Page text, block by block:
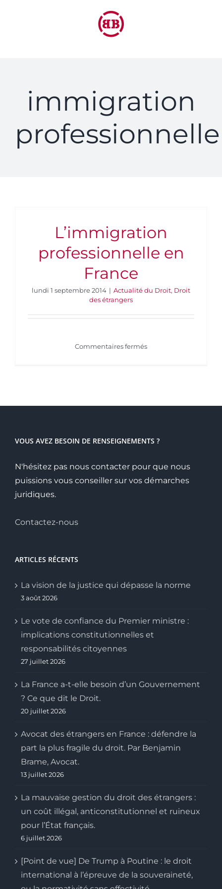
immigration
professionnelle
L’immigration
professionnelle en
France
lundi 1 septembre 2014 | Actualité du Droit, Droit
des étrangers
Commentaires ferméssur
VOUS AVEZ BESOIN DE RENSEIGNEMENTS ?
N'hésitez pas nous contacter pour que nous
puissions vous conseiller sur vos démarches
juridiques.
Contactez-nous
ARTICLES RÉCENTS
La vision de la justice qui dépasse la norme
3 août 2026
Le vote de confiance du Premier ministre :
implications constitutionnelles et
responsabilités citoyennes
27 juillet 2026
La France a-t-elle besoin d’un Gouvernement
? Ce que dit le Droit.
20 juillet 2026
Avocat des étrangers en France : défendre la
part la plus fragile du droit. Par Benjamin
Brame, Avocat.
13 juillet 2026
La mauvaise gestion du droit des étrangers :
un coût illégal, anticonstitutionnel et ruineux
pour l’État français.
6 juillet 2026
[Point de vue] De Trump à Poutine : le droit
international à l’épreuve de la souveraineté,